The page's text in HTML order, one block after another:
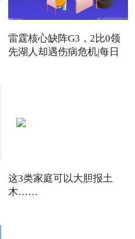
雷霆核心缺阵G3，2比0领
先湖人却遇伤病危机|每日
这3类家庭可以大胆报土
木……